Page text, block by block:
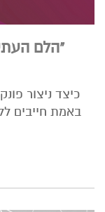
"הלם
כיצד ניצור
באמת חייבים